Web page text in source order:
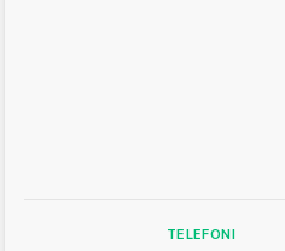
TELEFONI